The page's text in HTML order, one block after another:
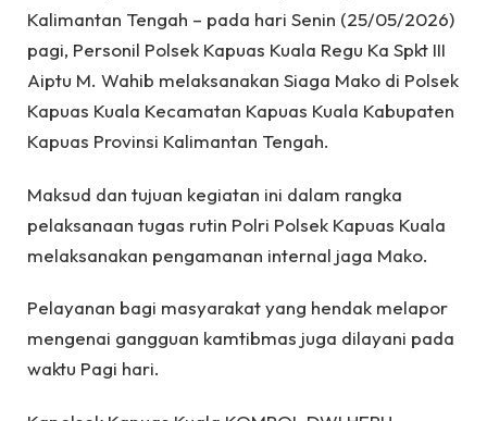
Kalimantan Tengah – pada hari Senin (25/05/2026)
pagi, Personil Polsek Kapuas Kuala Regu Ka Spkt III
Aiptu M. Wahib melaksanakan Siaga Mako di Polsek
Kapuas Kuala Kecamatan Kapuas Kuala Kabupaten
Kapuas Provinsi Kalimantan Tengah.
Maksud dan tujuan kegiatan ini dalam rangka
pelaksanaan tugas rutin Polri Polsek Kapuas Kuala
melaksanakan pengamanan internal jaga Mako.
Pelayanan bagi masyarakat yang hendak melapor
mengenai gangguan kamtibmas juga dilayani pada
waktu Pagi hari.